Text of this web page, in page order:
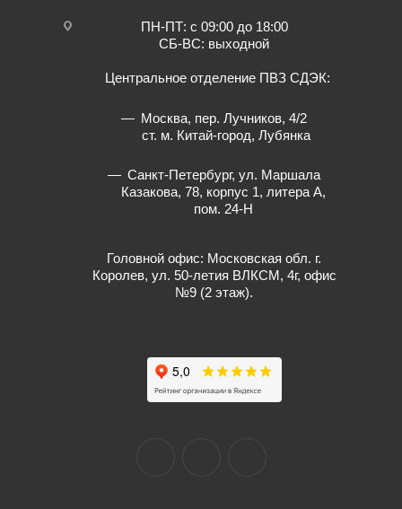
ПН-ПТ: с 09:00 до 18:00
СБ-ВС: выходной
Центральное отделение ПВЗ СДЭК:
Москва, пер. Лучников, 4/2
ст. м. Китай-город, Лубянка
Санкт-Петербург, ул. Маршала
Казакова, 78, корпус 1, литера А,
пом. 24-Н
Головной офис: Московская обл. г.
Королев, ул. 50-летия ВЛКСМ, 4г, офис
№9 (2 этаж).